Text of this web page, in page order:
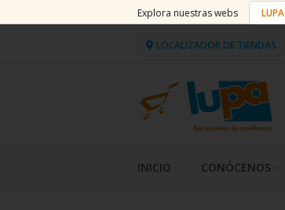
Explora nuestras webs LUPA
LOCALIZADOR DE TIENDAS
INICIO CONÓCENOS